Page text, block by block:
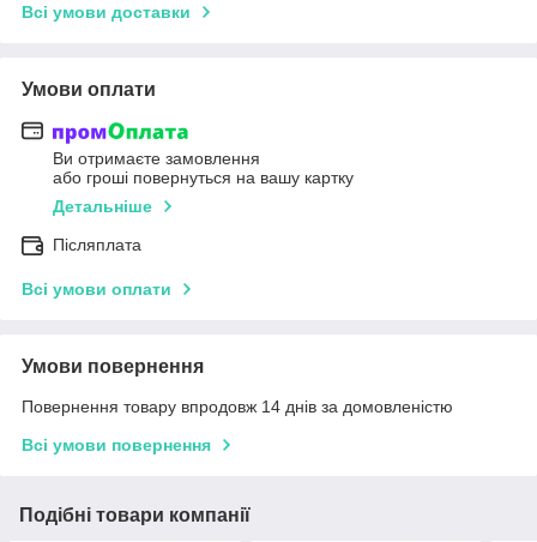
Всі умови доставки
Умови оплати
Ви отримаєте замовлення
або гроші повернуться на вашу картку
Детальніше
Післяплата
Всі умови оплати
Умови повернення
Повернення товару впродовж 14 днів за домовленістю
Всі умови повернення
Подібні товари компанії